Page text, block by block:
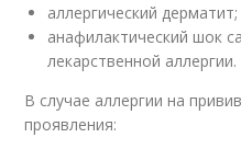
аллергический дерматит;
анафилактический шок
лекарственной аллергии.
В случае аллергии на
проявления: